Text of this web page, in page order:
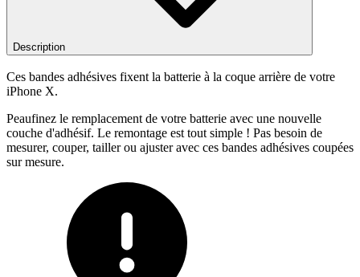
Description
Ces bandes adhésives fixent la batterie à la coque arrière de votre
iPhone X.
Peaufinez le remplacement de votre batterie avec une nouvelle
couche d'adhésif. Le remontage est tout simple ! Pas besoin de
mesurer, couper, tailler ou ajuster avec ces bandes adhésives coupées
sur mesure.